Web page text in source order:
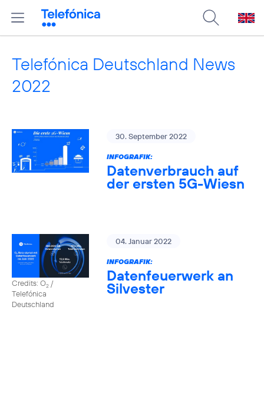
Telefónica Deutschland News
2022
30. September 2022
INFOGRAFIK:
Datenverbrauch auf
der ersten 5G-Wiesn
Credits: O2 /
Telefónica
Deutschland
04. Januar 2022
INFOGRAFIK:
Datenfeuerwerk an
Silvester